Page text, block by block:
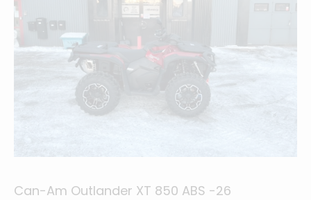
Can-Am Outlander XT 850 ABS -26